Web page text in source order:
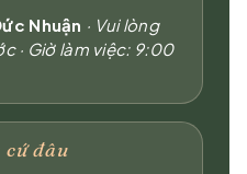
Nhuận · Vui lòng
· Giờ làm việc: 9:00
đâu